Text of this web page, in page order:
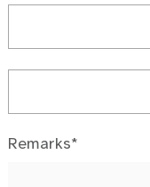
Remarks*